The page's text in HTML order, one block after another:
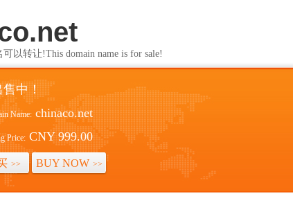
以转让!This domain name is for sale!
售中！
Name: chinaco.net
Price: CNY 999.00
>> BUY NOW >>